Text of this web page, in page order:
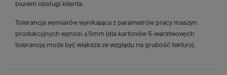
biurem obsługi klienta
Tolerancja wymiarów wynikająca z parametrów pracy maszyn
produkcyjnych wynosi ±5mm (dla kartonów 5-warstwowych
tolerancja może być większa ze względu na grubość tektury).